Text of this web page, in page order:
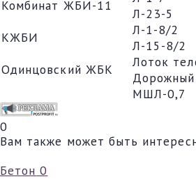
Комбинат ЖБИ-11
Л-23-5
КЖБИ
Л-1-8/2
Л-15-8/2
Одинцовский ЖБК
Лоток
МШЛ-0,7
0
Вам также может быть
Бетон 0